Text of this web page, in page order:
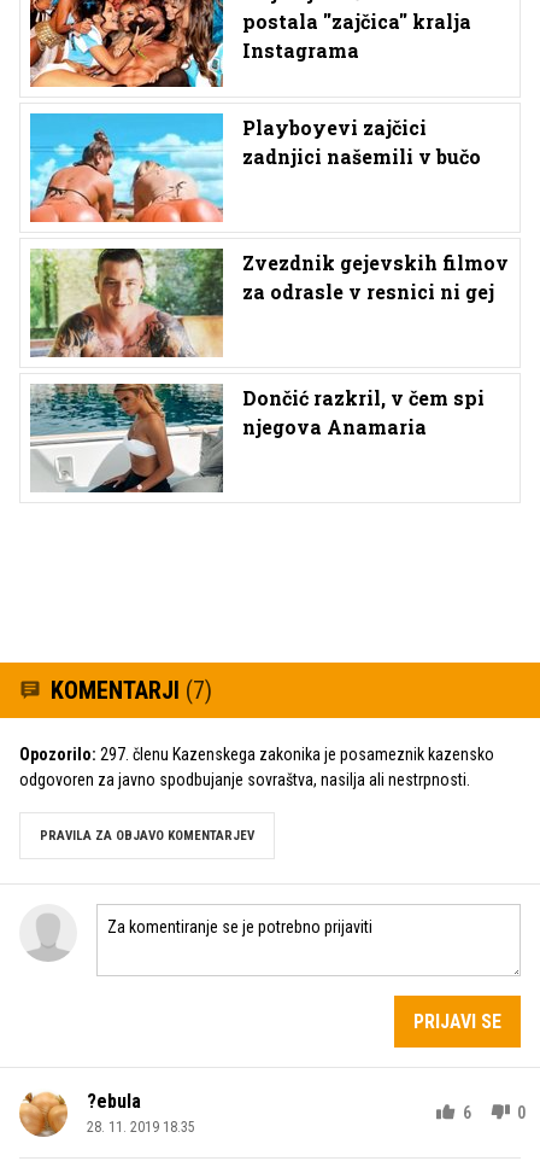
postala ''zajčica'' kralja
Instagrama
Playboyevi zajčici
zadnjici našemili v bučo
Zvezdnik gejevskih filmov
za odrasle v resnici ni gej
Dončić razkril, v čem spi
njegova Anamaria
KOMENTARJI (7)
Opozorilo: 297. členu Kazenskega zakonika je posameznik kazensko
odgovoren za javno spodbujanje sovraštva, nasilja ali nestrpnosti.
PRAVILA ZA OBJAVO KOMENTARJEV
PRIJAVI SE
?ebula
28. 11. 2019 18.35
6 0